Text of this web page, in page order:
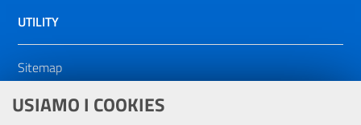
USIAMO I COOKIES
UTILITY
Sitemap
Dichiarazione di accessibilità
NOTE LEGALI